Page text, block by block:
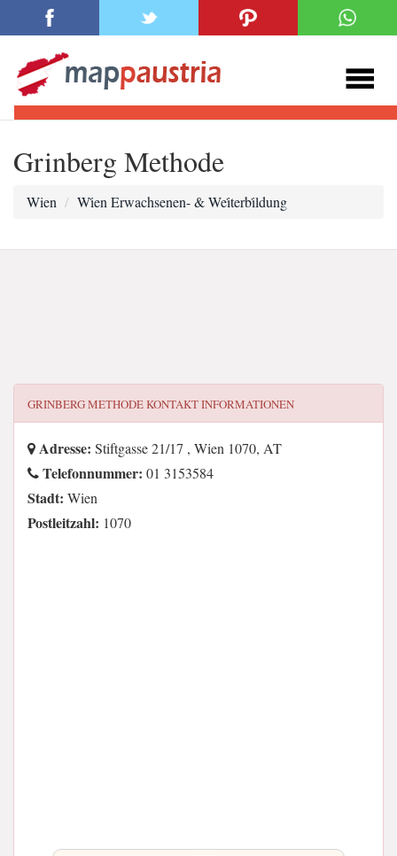
Grinberg Methode
Wien Wi̇en Erwachsenen- & Wei̇terbi̇ldung
GRINBERG METHODEKONTAKT INFORMATIONEN
Adresse: Stiftgasse 21/17 , Wien 1070, AT
Telefonnummer: 01 3153584
Stadt: Wien
Postleitzahl: 1070